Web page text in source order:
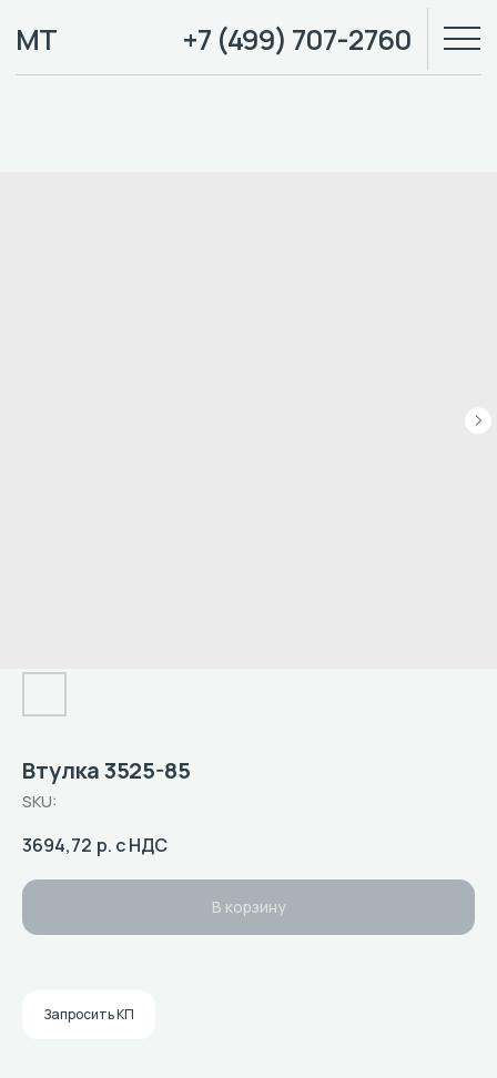
+7 (499) 707-2760
МТ
Втулка 3525-85
SKU:
3694,72 р. с НДС
В корзину
Запросить КП